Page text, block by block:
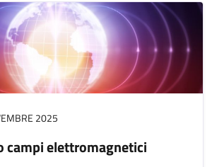
2025
campi elettromagnetici